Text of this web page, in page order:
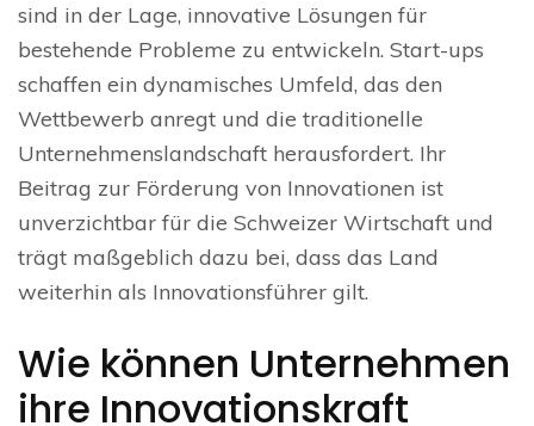
sind in der Lage, innovative Lösungen für
bestehende Probleme zu entwickeln. Start-ups
schaffen ein dynamisches Umfeld, das den
Wettbewerb anregt und die traditionelle
Unternehmenslandschaft herausfordert. Ihr
Beitrag zur Förderung von Innovationen ist
unverzichtbar für die Schweizer Wirtschaft und
trägt maßgeblich dazu bei, dass das Land
weiterhin als Innovationsführer gilt.
Wie können Unternehmen
ihre Innovationskraft